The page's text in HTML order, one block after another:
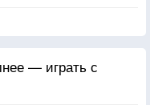
«Можете
пожалуйста, не
Нас объединяет
сидящие на игле
— играть с